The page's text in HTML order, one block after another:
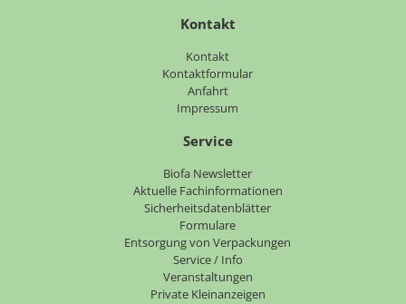
Kontakt
Kontakt
Kontaktformular
Anfahrt
Impressum
Service
Biofa Newsletter
Aktuelle Fachinformationen
Sicherheitsdatenblätter
Formulare
Entsorgung von Verpackungen
Service / Info
Veranstaltungen
Private Kleinanzeigen